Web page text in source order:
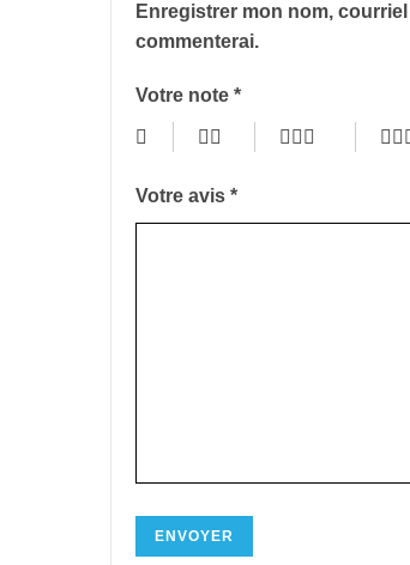
Enregistrer mon nom,
commenterai.
Votre note *
Votre avis *